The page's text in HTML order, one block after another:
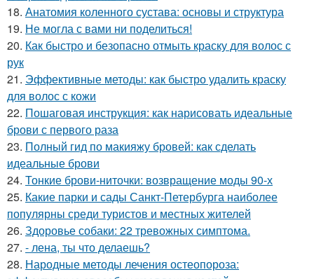
18. Анатомия коленного сустава: основы и структура
19. Не могла с вами ни поделиться!
20. Как быстро и безопасно отмыть краску для волос с
рук
21. Эффективные методы: как быстро удалить краску
для волос с кожи
22. Пошаговая инструкция: как нарисовать идеальные
брови с первого раза
23. Полный гид по макияжу бровей: как сделать
идеальные брови
24. Тонкие брови-ниточки: возвращение моды 90-х
25. Какие парки и сады Санкт-Петербурга наиболее
популярны среди туристов и местных жителей
26. Здоровье собаки: 22 тревожных симптома.
27. - лена, ты что делаешь?
28. Народные методы лечения остеопороза: